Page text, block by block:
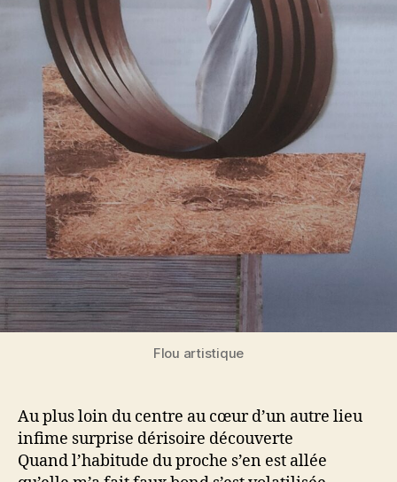
Flou artistique
Au plus loin du centre au cœur d’un autre lieu
infime surprise dérisoire découverte
Quand l’habitude du proche s’en est allée